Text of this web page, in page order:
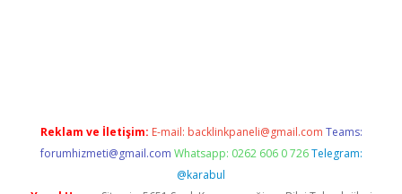
Reklam ve İletişim: E-mail: backlinkpaneli@gmail.com Teams:
forumhizmeti@gmail.com Whatsapp: 0262 606 0 726 Telegram:
@karabul